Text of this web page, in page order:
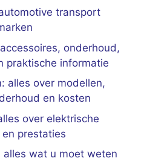
transport
onderhoud,
praktische informatie
alles over modellen,
en kosten
over elektrische
en prestaties
alles wat u moet weten